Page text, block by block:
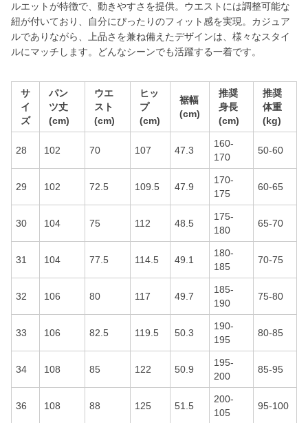
ルエットが特徴で、動きやすさを提供。ウエストには調整可能な
紐が付いており、自分にぴったりのフィット感を実現。カジュア
ルでありながら、上品さを兼ね備えたデザインは、様々なスタイ
ルにマッチします。どんなシーンでも活躍する一着です。
サ
イ
ズ
パン
ツ丈
(cm)
ウエ
スト
(cm)
ヒッ
プ
(cm)
裾幅
(cm)
推奨
身長
(cm)
推奨
体重
(kg)
28 102 70 107 47.3
160-
170
50-60
29 102 72.5 109.5 47.9
170-
175
60-65
30 104 75 112 48.5
175-
180
65-70
31 104 77.5 114.5 49.1
180-
185
70-75
32 106 80 117 49.7
185-
190
75-80
33 106 82.5 119.5 50.3
190-
195
80-85
34 108 85 122 50.9
195-
200
85-95
36 108 88 125 51.5
200-
105
95-100